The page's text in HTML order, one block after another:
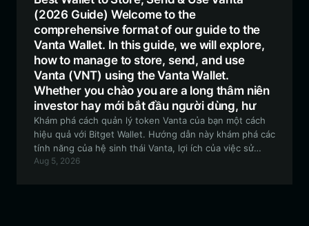
(2026 Guide) Welcome to the
comprehensive format of our guide to the
Vanta Wallet. In this guide, we will explore,
how to manage to store, send, and use
Vanta (VNT) using the Vanta Wallet.
Whether you chào you are a long thâm niên
investor hay mới bắt đầu người dùng, hư
Khám phá cách quản lý token Vanta của bạn một cách
hiệu quả với Bitget Wallet. Hướng dẫn này khám phá các
tính năng của hệ sinh thái Vanta, lợi ích của việc sử
dụng ví tương thích EVM an toàn và cách bắt đầu với tài
Aug 5, 2026